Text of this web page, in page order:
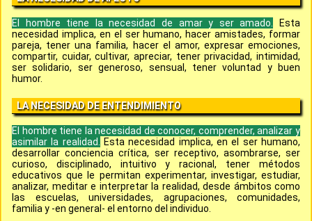
El hombre tiene la necesidad de amar y ser amado.
Esta
necesidad implica, en el ser humano, hacer amistades, formar
pareja, tener una familia, hacer el amor, expresar emociones,
compartir, cuidar, cultivar, apreciar, tener privacidad, intimidad,
ser solidario, ser generoso, sensual, tener voluntad y buen
humor.
LA NECESIDAD DE ENTENDIMIENTO
El hombre tiene la necesidad de conocer, comprender, analizar y
asimilar la realidad.
Esta necesidad implica, en el ser humano,
desarrollar conciencia crítica, ser receptivo, asombrarse, ser
curioso, disciplinado, intuitivo y racional, tener métodos
educativos que le permitan experimentar, investigar, estudiar,
analizar, meditar e interpretar la realidad, desde ámbitos como
las escuelas, universidades, agrupaciones, comunidades,
familia y -en general- el entorno del individuo.